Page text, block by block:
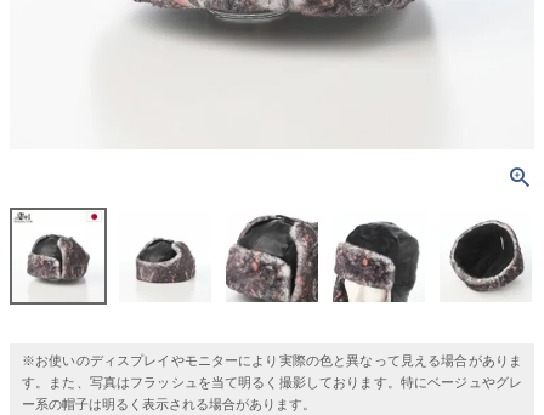
※お使いのディスプレイやモニターにより実際の色と異なって見える場合がありま
す。また、写真はフラッシュを当て明るく撮影しております。特にベージュやグレ
ー系の帽子は明るく表示される場合があります。